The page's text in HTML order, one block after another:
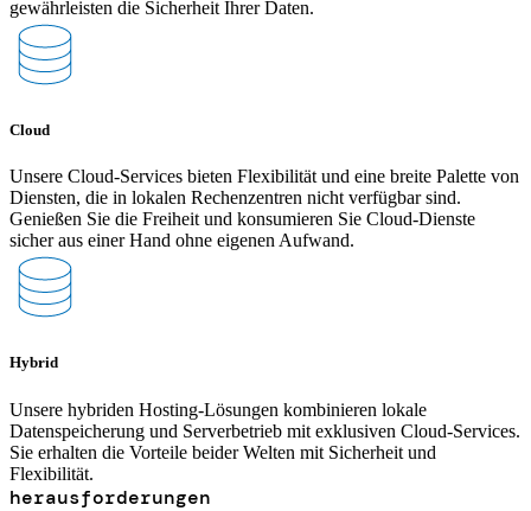
gewährleisten die Sicherheit Ihrer Daten.
Cloud
Unsere Cloud-Services bieten Flexibilität und eine breite Palette von
Diensten, die in lokalen Rechenzentren nicht verfügbar sind.
Genießen Sie die Freiheit und konsumieren Sie Cloud-Dienste
sicher aus einer Hand ohne eigenen Aufwand.
Hybrid
Unsere hybriden Hosting-Lösungen kombinieren lokale
Datenspeicherung und Serverbetrieb mit exklusiven Cloud-Services.
Sie erhalten die Vorteile beider Welten mit Sicherheit und
Flexibilität.
herausforderungen